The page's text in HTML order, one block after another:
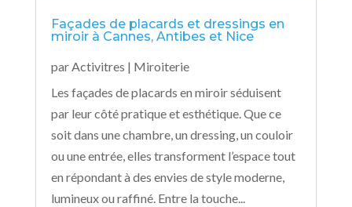
Façades de placards et dressings en
miroir à Cannes, Antibes et Nice
parActivitres | Miroiterie
Les façades de placards en miroir séduisent
par leur côté pratique et esthétique. Que ce
soit dans une chambre, un dressing, un couloir
ou une entrée, elles transforment l’espace tout
en répondant à des envies de style moderne,
lumineux ou raffiné. Entre la touche...